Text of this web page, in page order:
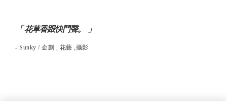
「 花草香跟快門聲。 」
- Sunky / 企劃 , 花藝 ,攝影